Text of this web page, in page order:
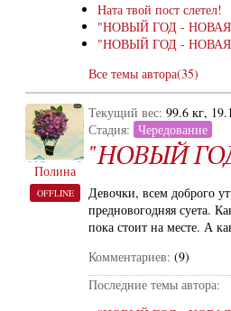
Ната твой пост слетел!
"НОВЫЙ ГОД - НОВАЯ Я"
"НОВЫЙ ГОД - НОВАЯ
Все темы автора(35)
Полина
OFFLINE
Текущий вес: 99.6 кг,
Стадия: Чередование
"НОВЫЙ
Девочки, всем доброго
предновогодняя суета.
пока стоит на месте. А
Комментариев: (9)
Последние темы автора: